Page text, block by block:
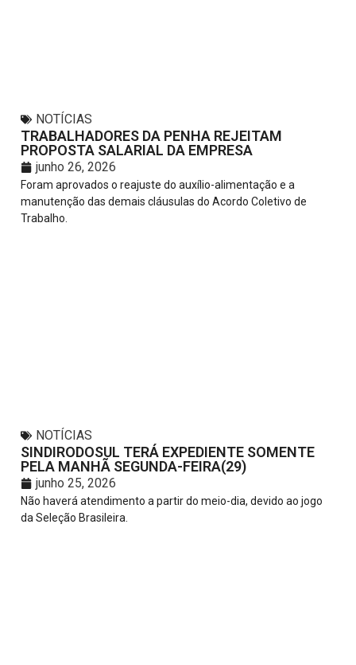
NOTÍCIAS
TRABALHADORES DA PENHA REJEITAM
PROPOSTA SALARIAL DA EMPRESA
junho 26, 2026
Foram aprovados o reajuste do auxílio-alimentação e a
manutenção das demais cláusulas do Acordo Coletivo de
Trabalho.
NOTÍCIAS
SINDIRODOSUL TERÁ EXPEDIENTE SOMENTE
PELA MANHÃ SEGUNDA-FEIRA(29)
junho 25, 2026
Não haverá atendimento a partir do meio-dia, devido ao jogo
da Seleção Brasileira.